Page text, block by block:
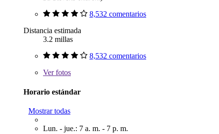
8,532 comentarios
Distancia estimada
3.2 millas
8,532 comentarios
Verfotos
Horario estándar
Mostrar todas
Lun. - jue.: 7 a. m. - 7 p. m.